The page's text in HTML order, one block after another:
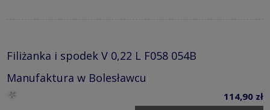
Filiżanka i spodek V 0,22 L F058 054B
Manufaktura w Bolesławcu
114,90 zł